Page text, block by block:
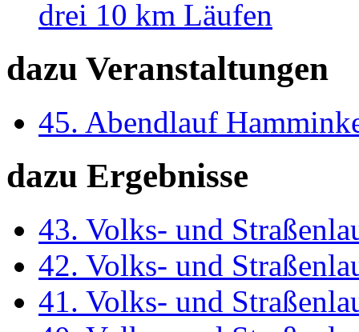
drei 10 km Läufen
dazu Veranstaltungen
45. Abendlauf
dazu Ergebnisse
43. Volks- und
42. Volks- und
41. Volks- und